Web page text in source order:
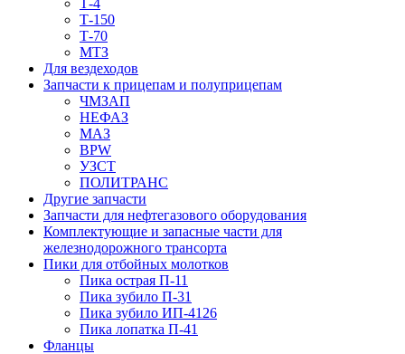
Т-4
Т-150
Т-70
МТЗ
Для вездеходов
Запчасти к прицепам и полуприцепам
ЧМЗАП
НЕФАЗ
МАЗ
BPW
УЗСТ
ПОЛИТРАНС
Другие запчасти
Запчасти для нефтегазового оборудования
Комплектующие и запасные части для
железнодорожного трансорта
Пики для отбойных молотков
Пика острая П-11
Пика зубило П-31
Пика зубило ИП-4126
Пика лопатка П-41
Фланцы